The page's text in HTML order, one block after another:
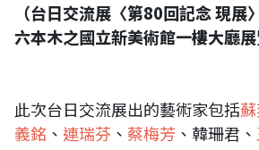
（台日交流展〈第80回記念 現展
六本木之國立新美術館一樓大廳展
此次台日交流展出的藝術家包括
義銘 、 連瑞芬 、 蔡梅芳 、韓珊君、